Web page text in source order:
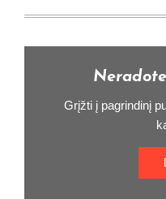
Grįžti į pagrindinį